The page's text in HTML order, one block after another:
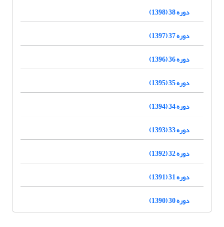
دوره 38 (1398)
دوره 37 (1397)
دوره 36 (1396)
دوره 35 (1395)
دوره 34 (1394)
دوره 33 (1393)
دوره 32 (1392)
دوره 31 (1391)
دوره 30 (1390)